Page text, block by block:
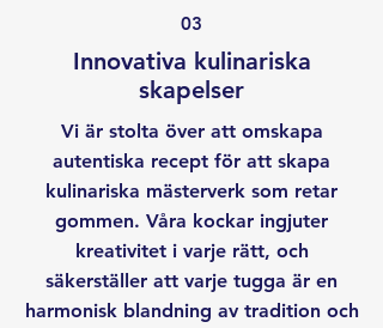
03
Innovativa kulinariska
skapelser
Vi är stolta över att omskapa
autentiska recept för att skapa
kulinariska mästerverk som retar
gommen. Våra kockar ingjuter
kreativitet i varje rätt, och
säkerställer att varje tugga är en
harmonisk blandning av tradition och